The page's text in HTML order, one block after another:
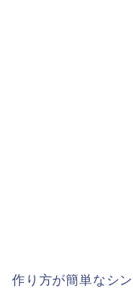
作り方が簡単なシ